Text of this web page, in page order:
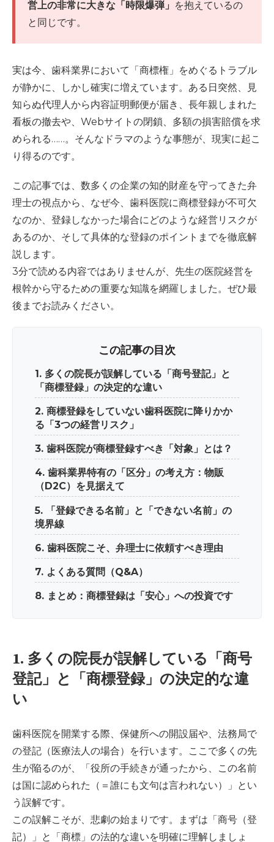
営上の非常に大きな「時限爆弾」 を抱えているの
と同じです。
実は今、歯科業界において「商標権」をめぐるトラブル
が静かに、しかし確実に増えています。ある日突然、見
知らぬ代理人から内容証明郵便が届き、長年親しまれた
看板の撤去や、Webサイトの閉鎖、多額の損害賠償を求
められる……。そんなドラマのような事態が、現実に起こ
り得るのです。
この記事では、数多くの企業の知的財産を守ってきた弁
理士の視点から、なぜ今、歯科医院に商標登録が不可欠
なのか、登録しなかった場合にどのような経営リスクが
あるのか、そして具体的な登録のポイントまでを徹底解
説します。
3分で読める内容ではありませんが、先生の医院経営を
根幹から守るための重要な知識を網羅しました。ぜひ最
後までお読みください。
この記事の目次
1. 多くの院長が誤解している「商号登記」と
「商標登録」の決定的な違い
2. 商標登録をしていない歯科医院に降りかか
る「3つの経営リスク」
3. 歯科医院が商標登録すべき「対象」とは？
4. 歯科業界特有の「区分」の考え方：物販
（D2C）を見据えて
5. 「登録できる名前」と「できない名前」の
境界線
6. 歯科医院こそ、弁理士に依頼すべき理由
7. よくある質問（Q&A）
8. まとめ：商標登録は「安心」への投資です
1. 多くの院長が誤解している「商号
登記」と「商標登録」の決定的な違
い
歯科医院を開業する際、保健所への開設届や、法務局で
の登記（医療法人の場合）を行います。ここで多くの先
生が陥るのが、「役所の手続きが通ったから、この名前
は国に認められた（＝誰にも文句は言われない）」とい
う誤解です。
この誤解こそが、悲劇の始まりです。まずは「商号（登
記）」と「商標」の法的な違いを明確に理解しましょ